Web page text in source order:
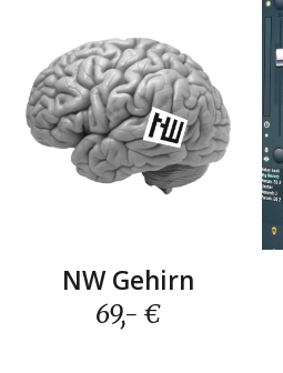
NW Gehirn
69,- €